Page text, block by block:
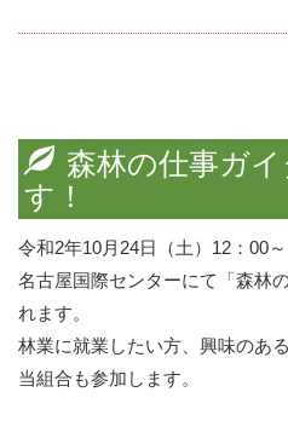
森林の仕事ガ
す！
令和2年10月24日（土）12：00～
名古屋国際センターにて「森林
れます。
林業に就業したい方、興味のあ
当組合も参加します。